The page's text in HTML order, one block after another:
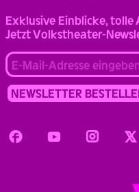
Exklusive Einblicke, tolle
Jetzt Volkstheater-
FacebookYoutube Instagram